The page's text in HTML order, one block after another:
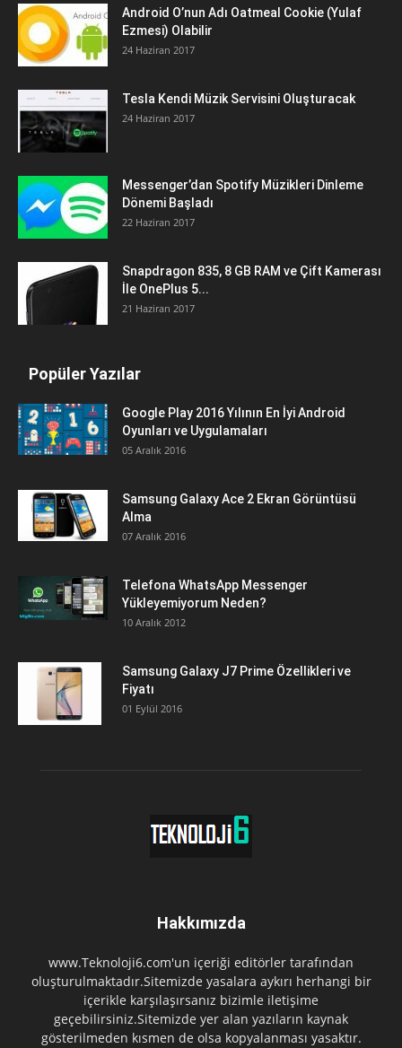
Android O’nun Adı Oatmeal Cookie (Yulaf
Ezmesi) Olabilir
24 Haziran 2017
Tesla Kendi Müzik Servisini Oluşturacak
24 Haziran 2017
Messenger’dan Spotify Müzikleri Dinleme
Dönemi Başladı
22 Haziran 2017
Snapdragon 835, 8 GB RAM ve Çift Kamerası
İle OnePlus 5...
21 Haziran 2017
Popüler Yazılar
Google Play 2016 Yılının En İyi Android
Oyunları ve Uygulamaları
05 Aralık 2016
Samsung Galaxy Ace 2 Ekran Görüntüsü
Alma
07 Aralık 2016
Telefona WhatsApp Messenger
Yükleyemiyorum Neden?
10 Aralık 2012
Samsung Galaxy J7 Prime Özellikleri ve
Fiyatı
01 Eylül 2016
Hakkımızda
www.Teknoloji6.com'un içeriği editörler tarafından
oluşturulmaktadır.Sitemizde yasalara aykırı herhangi bir
içerikle karşılaşırsanız bizimle iletişime
geçebilirsiniz.Sitemizde yer alan yazıların kaynak
gösterilmeden kısmen de olsa kopyalanması yasaktır.